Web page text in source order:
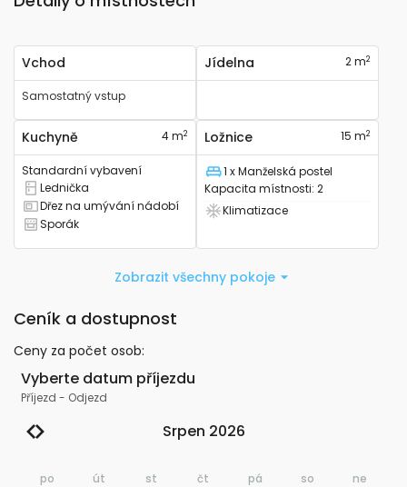
Vchod
Samostatný vstup
Jídelna 2 m2
Kuchyně 4 m2
Standardní vybavení
Má lednici
Lednička
Má kuchyňský dřez
Dřez na umývání nádobí
Má sporák
Sporák
Ložnice 15 m2
Lůžko1 x Manželská postel
Kapacita místnosti: 2
Má klimatizaci
Klimatizace
Zobrazit všechny pokoje
Ceník a dostupnost
Ceny za počet osob:
Vyberte datum příjezdu
Příjezd - Odjezd
Srpen 2026
po út st čt pá so ne